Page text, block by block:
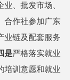
、批发市场、
合作社参加广东
业链及配套服务
是严格落实就业
培训意愿和就业